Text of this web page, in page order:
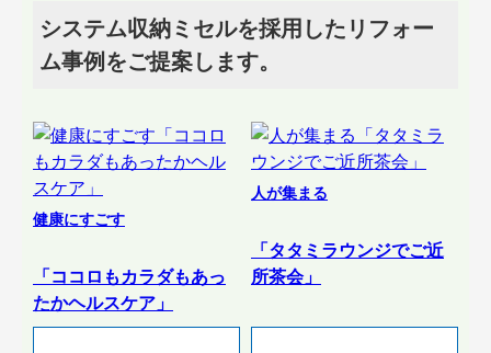
システム収納ミセルを採用したリフォー
ム事例をご提案します。
健康にすごす
「ココロもカラダもあっ
たかヘルスケア」
人が集まる
「タタミラウンジでご近
所茶会」